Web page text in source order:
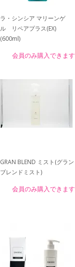
ラ・シンシア マリーンゲ
ル リペアプラス(EX)
(600ml)
会員のみ購入できます
GRAN BLEND ミスト(グラン
ブレンドミスト)
会員のみ購入できます